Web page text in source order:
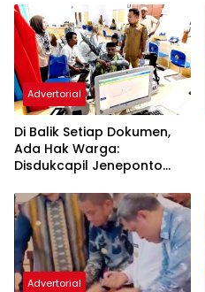
ASRI
Advertorial
Di Balik Setiap Dokumen,
Ada Hak Warga:
Disdukcapil Jeneponto
Layanan Administrasi
Kependudukan
Advertorial